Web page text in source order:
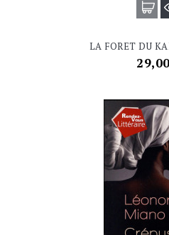
LA FORET DU
Prix